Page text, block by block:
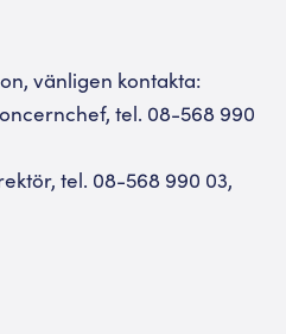
vänligen kontakta:
tel. 08-568 990
tel. 08-568 990 03,